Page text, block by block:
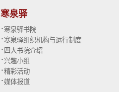
寒泉驿
· 寒泉驿书院
· 寒泉驿组织机构与运行制度
· 四大书院介绍
·兴趣小组
·精彩活动
·媒体报道